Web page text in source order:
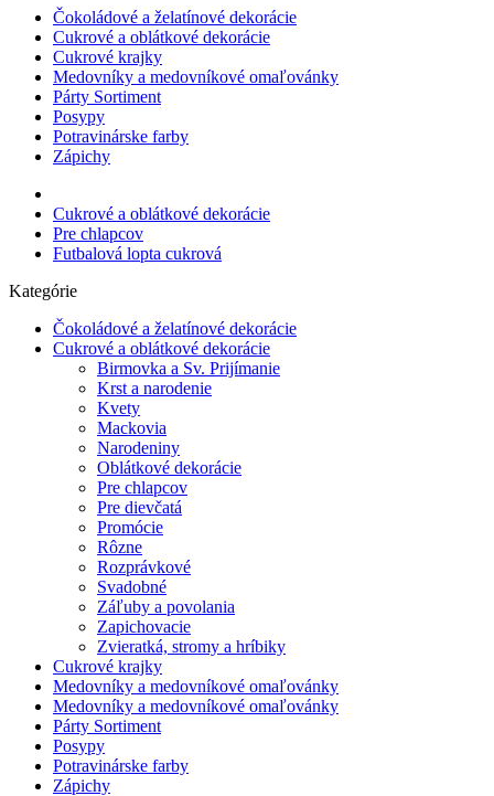
Čokoládové a želatínové dekorácie
Cukrové a oblátkové dekorácie
Cukrové krajky
Medovníky a medovníkové omaľovánky
Párty Sortiment
Posypy
Potravinárske farby
Zápichy
Cukrové a oblátkové dekorácie
Pre chlapcov
Futbalová lopta cukrová
Kategórie
Čokoládové a želatínové dekorácie
Cukrové a oblátkové dekorácie
Birmovka a Sv. Prijímanie
Krst a narodenie
Kvety
Mackovia
Narodeniny
Oblátkové dekorácie
Pre chlapcov
Pre dievčatá
Promócie
Rôzne
Rozprávkové
Svadobné
Záľuby a povolania
Zapichovacie
Zvieratká, stromy a hríbiky
Cukrové krajky
Medovníky a medovníkové omaľovánky
Medovníky a medovníkové omaľovánky
Párty Sortiment
Posypy
Potravinárske farby
Zápichy